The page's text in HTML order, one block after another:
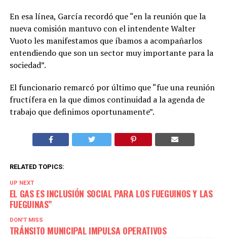
En esa línea, García recordó que “en la reunión que la
nueva comisión mantuvo con el intendente Walter
Vuoto les manifestamos que íbamos a acompañarlos
entendiendo que son un sector muy importante para la
sociedad”.
El funcionario remarcó por último que “fue una reunión
fructífera en la que dimos continuidad a la agenda de
trabajo que definimos oportunamente”.
RELATED TOPICS:
UP NEXT
EL GAS ES INCLUSIÓN SOCIAL PARA LOS FUEGUINOS Y LAS
FUEGUINAS”
DON'T MISS
TRÁNSITO MUNICIPAL IMPULSA OPERATIVOS